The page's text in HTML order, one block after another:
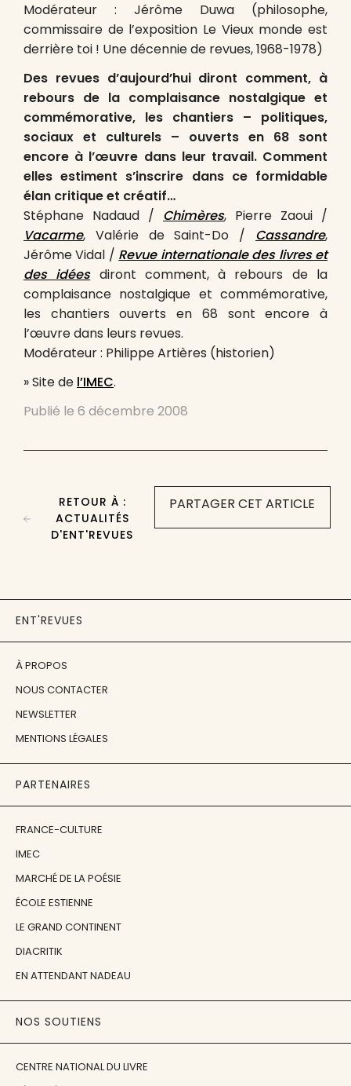
Modérateur : Jérôme Duwa (philosophe,
commissaire de l’exposition Le Vieux monde est
derrière toi ! Une décennie de revues, 1968-1978)
Des revues d’aujourd’hui diront comment, à
rebours de la complaisance nostalgique et
commémorative, les chantiers – politiques,
sociaux et culturels – ouverts en 68 sont
encore à l’œuvre dans leur travail. Comment
elles estiment s’inscrire dans ce formidable
élan critique et créatif…
Stéphane Nadaud / Chimères, Pierre Zaoui /
Vacarme, Valérie de Saint-Do / Cassandre,
Jérôme Vidal / Revue internationale des livres et
des idéesdiront comment, à rebours de la
complaisance nostalgique et commémorative,
les chantiers ouverts en 68 sont encore à
l’œuvre dans leurs revues.
Modérateur : Philippe Artières (historien)
» Site de l’IMEC.
Publié le 6 décembre 2008
PARTAGER CET ARTICLE
RETOUR À :
ACTUALITÉS
D'ENT'REVUES
ENT'REVUES
À PROPOS
NOUS CONTACTER
NEWSLETTER
MENTIONS LÉGALES
PARTENAIRES
FRANCE-CULTURE
IMEC
MARCHÉ DE LA POÉSIE
ÉCOLE ESTIENNE
LE GRAND CONTINENT
DIACRITIK
EN ATTENDANT NADEAU
NOS SOUTIENS
CENTRE NATIONAL DU LIVRE